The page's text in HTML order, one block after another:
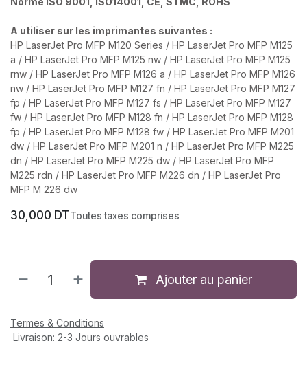
A utiliser sur les imprimantes suivantes :
HP LaserJet Pro MFP M120 Series / HP LaserJet Pro MFP M125
a / HP LaserJet Pro MFP M125 nw / HP LaserJet Pro MFP M125
rnw / HP LaserJet Pro MFP M126 a / HP LaserJet Pro MFP M126
nw / HP LaserJet Pro MFP M127 fn / HP LaserJet Pro MFP M127
fp / HP LaserJet Pro MFP M127 fs / HP LaserJet Pro MFP M127
fw / HP LaserJet Pro MFP M128 fn / HP LaserJet Pro MFP M128
fp / HP LaserJet Pro MFP M128 fw / HP LaserJet Pro MFP M201
dw / HP LaserJet Pro MFP M201 n / HP LaserJet Pro MFP M225
dn / HP LaserJet Pro MFP M225 dw / HP LaserJet Pro MFP
M225 rdn / HP LaserJet Pro MFP M226 dn / HP LaserJet Pro
MFP M 226 dw
30,000 DTToutes taxes comprises
Ajouter au panier
Termes & Conditions
Livraison: 2-3 Jours ouvrables